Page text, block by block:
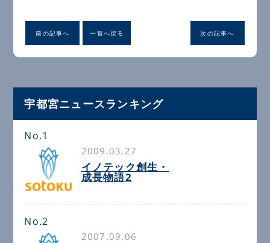
前の記事へ 一覧へ戻る 次の記事へ
宇都宮ニュースランキング
No.1
2009.03.27
イノテック創生・
成長物語2
No.2
2007.09.06